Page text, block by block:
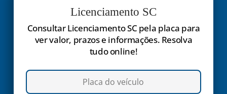
Licenciamento SC
Consultar Licenciamento SC pela placa para
ver valor, prazos e informações. Resolva
tudo online!